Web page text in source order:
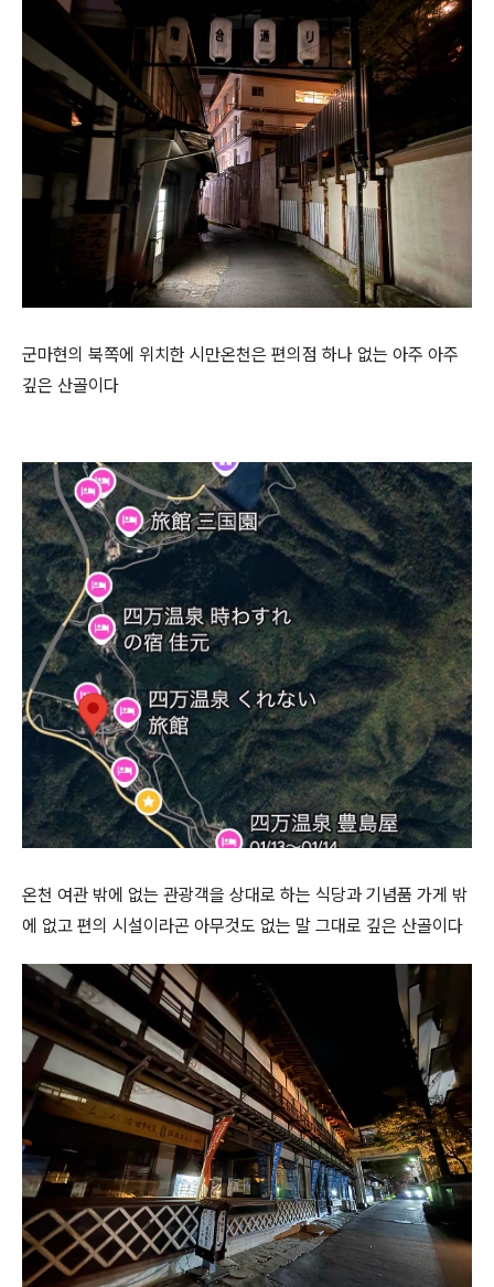
군마현의 북쪽에 위치한 시만온천은 편의점 하나 없는 아주 아주
깊은 산골이다
온천 여관 밖에 없는 관광객을 상대로 하는 식당과 기념품 가게 밖
에 없고 편의 시설이라곤 아무것도 없는 말 그대로 깊은 산골이다